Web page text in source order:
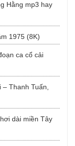
Hằng mp3 hay
1975 (8K)
ca cổ cải
Thanh Tuấn,
dài miền Tây